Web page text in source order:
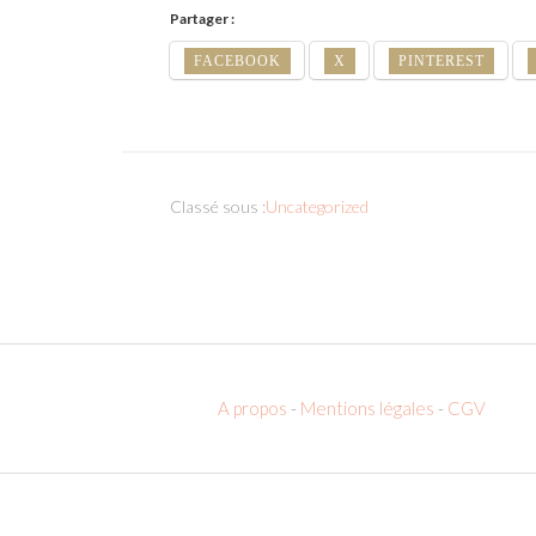
Partager :
FACEBOOK X PINTEREST
Classé sous :Uncategorized
A propos - Mentions légales - CGV